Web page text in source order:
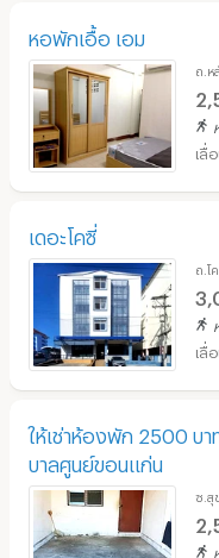
หอพักเอื้อ เอม
ถ.ห
เดอะโคซี่
ถ.โ
ให้เช่าห้องพัก 2500 บา
บาลศูนย์ขอนแก่น
ซ.สุ